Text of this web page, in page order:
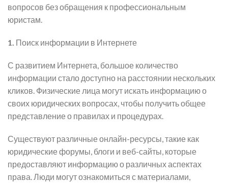
вопросов без обращения к профессиональным
юристам.
1. Поиск информации в Интернете
С развитием Интернета, большое количество
информации стало доступно на расстоянии нескольких
кликов. Физические лица могут искать информацию о
своих юридических вопросах, чтобы получить общее
представление о правилах и процедурах.
Существуют различные онлайн-ресурсы, такие как
юридические форумы, блоги и веб-сайты, которые
предоставляют информацию о различных аспектах
права. Люди могут ознакомиться с материалами,